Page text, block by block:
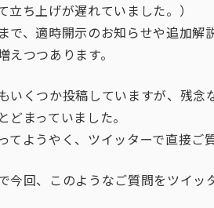
立ち上げが遅れていました。）
で、適時開示のお知らせや追加
えつつあります。
いくつか投稿していますが、残
どまっていました。
てようやく、ツイッターで直接ご
今回、このようなご質問をツイッ